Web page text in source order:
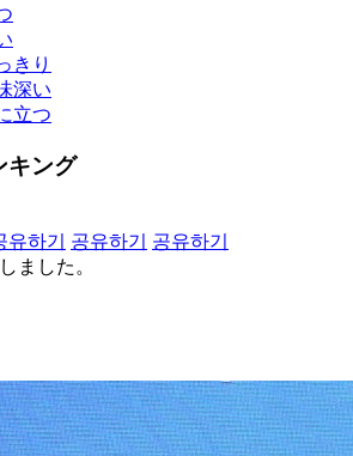
きり
深い
立つ
キング
유하기 공유하기
공유하기
ました。